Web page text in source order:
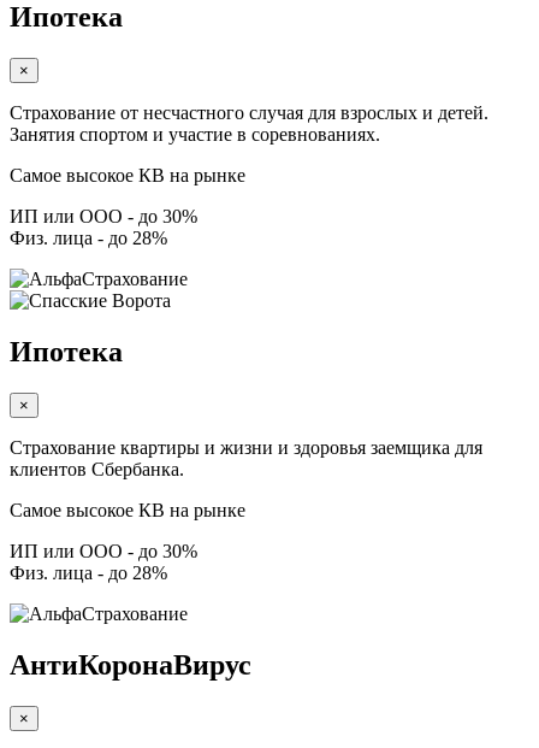
Ипотека
×
Страхование от несчастного случая для взрослых и детей.
Занятия спортом и участие в соревнованиях.
Самое высокое КВ на рынке
ИП или ООО - до 30%
Физ. лица - до 28%
Ипотека
×
Страхование квартиры и жизни и здоровья заемщика для
клиентов Сбербанка.
Самое высокое КВ на рынке
ИП или ООО - до 30%
Физ. лица - до 28%
АнтиКоронаВирус
×